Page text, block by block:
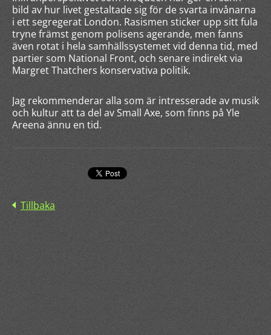
bild av hur livet gestaltade sig för de svarta invånarna
i ett segregerat London. Rasismen sticker upp sitt fula
tryne främst genom polisens agerande, men fanns
även rotat i hela samhällssystemet vid denna tid, med
partier som National Front, och senare indirekt via
Margret Thatchers konservativa politik.
Jag rekommenderar alla som är intresserade av musik
och kultur att ta del av Small Axe, som finns på Yle
Areena ännu en tid.
Tillbaka